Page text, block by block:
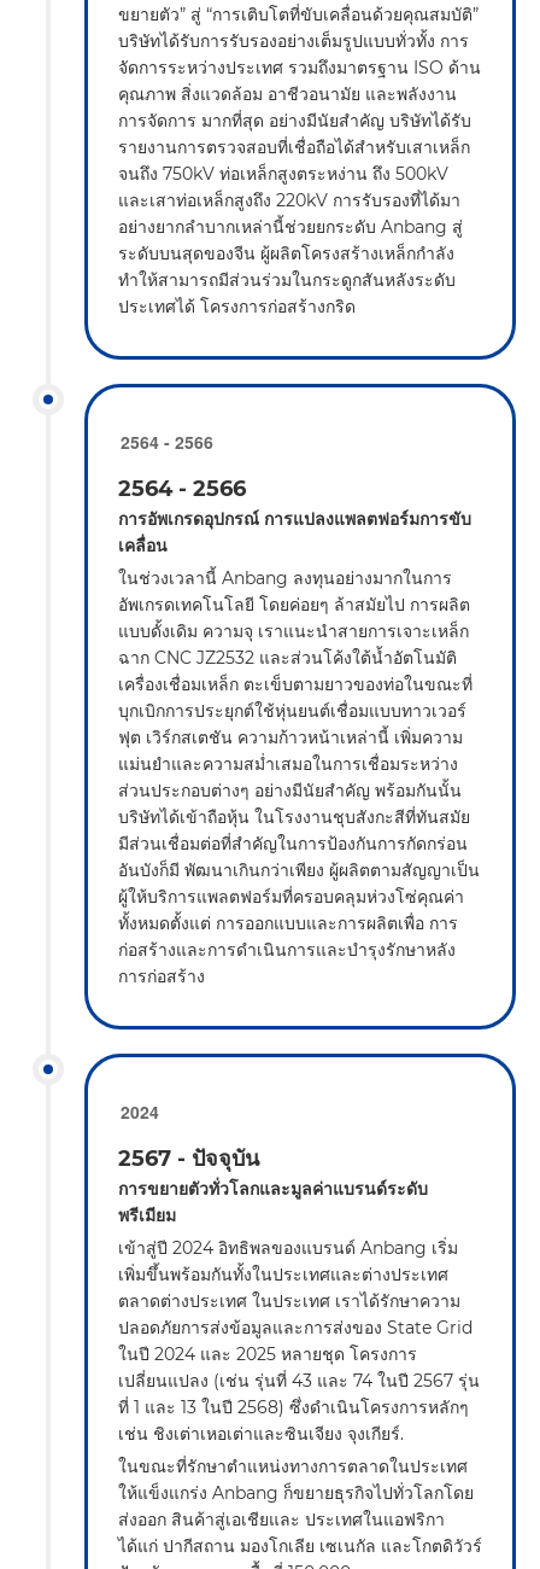
ขยายตัว” สู่ “การเติบโตที่ขับเคลื่อนด้วยคุณสมบัติ”
บริษัทได้รับการรับรองอย่างเต็มรูปแบบทั่วทั้ง การ
จัดการระหว่างประเทศ รวมถึงมาตรฐาน ISO ด้าน
คุณภาพ สิ่งแวดล้อม อาชีวอนามัย และพลังงาน
การจัดการ มากที่สุด อย่างมีนัยสำคัญ บริษัทได้รับ
รายงานการตรวจสอบที่เชื่อถือได้สำหรับเสาเหล็ก
จนถึง 750kV ท่อเหล็กสูงตระหง่าน ถึง 500kV
และเสาท่อเหล็กสูงถึง 220kV การรับรองที่ได้มา
อย่างยากลำบากเหล่านี้ช่วยยกระดับ Anbang สู่
ระดับบนสุดของจีน ผู้ผลิตโครงสร้างเหล็กกำลัง
ทำให้สามารถมีส่วนร่วมในกระดูกสันหลังระดับ
ประเทศได้ โครงการก่อสร้างกริด
2564 - 2566
การอัพเกรดอุปกรณ์ การแปลงแพลตฟอร์มการขับ
เคลื่อน
ในช่วงเวลานี้ Anbang ลงทุนอย่างมากในการ
อัพเกรดเทคโนโลยี โดยค่อยๆ ล้าสมัยไป การผลิต
แบบดั้งเดิม ความจุ เราแนะนำสายการเจาะเหล็ก
ฉาก CNC JZ2532 และส่วนโค้งใต้น้ำอัตโนมัติ
เครื่องเชื่อมเหล็ก ตะเข็บตามยาวของท่อในขณะที่
บุกเบิกการประยุกต์ใช้หุ่นยนต์เชื่อมแบบทาวเวอร์
ฟุต เวิร์กสเตชัน ความก้าวหน้าเหล่านี้ เพิ่มความ
แม่นยำและความสม่ำเสมอในการเชื่อมระหว่าง
ส่วนประกอบต่างๆ อย่างมีนัยสำคัญ พร้อมกันนั้น
บริษัทได้เข้าถือหุ้น ในโรงงานชุบสังกะสีที่ทันสมัย
มีส่วนเชื่อมต่อที่สำคัญในการป้องกันการกัดกร่อน
อันบังก็มี พัฒนาเกินกว่าเพียง ผู้ผลิตตามสัญญาเป็น
ผู้ให้บริการแพลตฟอร์มที่ครอบคลุมห่วงโซ่คุณค่า
ทั้งหมดตั้งแต่ การออกแบบและการผลิตเพื่อ การ
ก่อสร้างและการดำเนินการและบำรุงรักษาหลัง
การก่อสร้าง
2564 - 2566
2567 - ปัจจุบัน
การขยายตัวทั่วโลกและมูลค่าแบรนด์ระดับ
พรีเมียม
เข้าสู่ปี 2024 อิทธิพลของแบรนด์ Anbang เริ่ม
เพิ่มขึ้นพร้อมกันทั้งในประเทศและต่างประเทศ
ตลาดต่างประเทศ ในประเทศ เราได้รักษาความ
ปลอดภัยการส่งข้อมูลและการส่งของ State Grid
ในปี 2024 และ 2025 หลายชุด โครงการ
เปลี่ยนแปลง (เช่น รุ่นที่ 43 และ 74 ในปี 2567 รุ่น
ที่ 1 และ 13 ในปี 2568) ซึ่งดำเนินโครงการหลักๆ
เช่น ชิงเต่าเหอเต่าและซินเจียง จุงเกียร์.
ในขณะที่รักษาตำแหน่งทางการตลาดในประเทศ
ให้แข็งแกร่ง Anbang ก็ขยายธุรกิจไปทั่วโลกโดย
ส่งออก สินค้าสู่เอเชียและ ประเทศในแอฟริกา
ได้แก่ ปากีสถาน มองโกเลีย เซเนกัล และโกตดิวัวร์
2024